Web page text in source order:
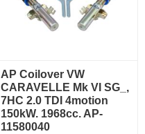
AP Coilover VW
CARAVELLE Mk VI SG_,
7HC 2.0 TDI 4motion
150kW. 1968cc. AP-
11580040